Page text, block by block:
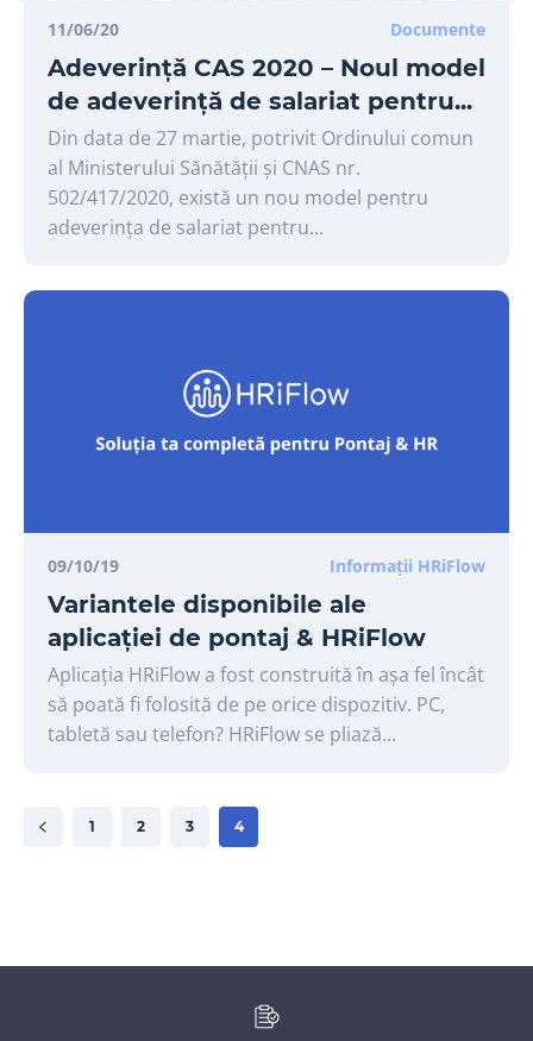
11/06/20 Documente
Adeverință CAS 2020 – Noul model
de adeverință de salariat pentru...
Din data de 27 martie, potrivit Ordinului comun
al Ministerului Sănătății și CNAS nr.
502/417/2020, există un nou model pentru
adeverința de salariat pentru...
09/10/19 Informații HRiFlow
Variantele disponibile ale
aplicației de pontaj & HRiFlow
Aplicația HRiFlow a fost construită în așa fel încât
să poată fi folosită de pe orice dispozitiv. PC,
tabletă sau telefon? HRiFlow se pliază...
1 2 3 4